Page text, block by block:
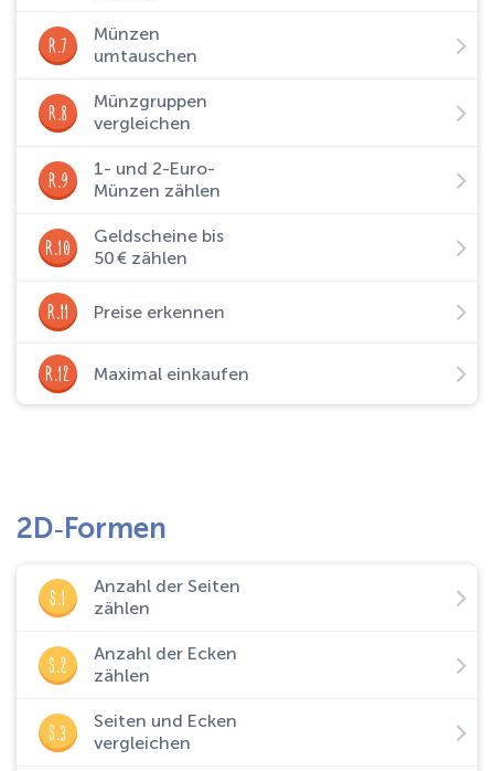
R.7
Münzen
umtauschen
R.8
Münzgruppen
vergleichen
R.9
1- und 2-Euro-
Münzen zählen
R.10
Geldscheine bis
50 € zählen
R.11 Preise erkennen
R.12 Maximal einkaufen
2D‑Formen
S.1
Anzahl der Seiten
zählen
S.2
Anzahl der Ecken
zählen
S.3
Seiten und Ecken
vergleichen